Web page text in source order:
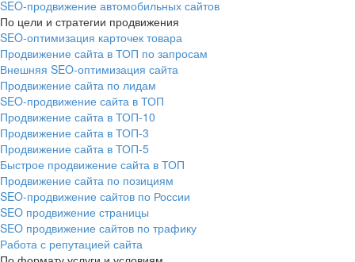
SEO-продвижение автомобильных сайтов
По цели и стратегии продвижения
SEO-оптимизация карточек товара
Продвижение сайта в ТОП по запросам
Внешняя SEO-оптимизация сайта
Продвижение сайта по лидам
SEO-продвижение сайта в ТОП
Продвижение сайта в ТОП-10
Продвижение сайта в ТОП-3
Продвижение сайта в ТОП-5
Быстрое продвижение сайта в ТОП
Продвижение сайта по позициям
SEO-продвижение сайтов по России
SEO продвижение страницы
SEO продвижение сайтов по трафику
Работа с репутацией сайта